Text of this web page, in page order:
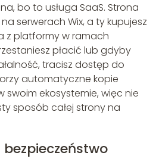
bo to usługa SaaS. Strona
serwerach Wix, a ty kupujesz
z platformy w ramach
płacić lub gdyby
tracisz dostęp do
automatyczne kopie
swoim ekosystemie, więc nie
sposób całej strony na
bezpieczeństwo